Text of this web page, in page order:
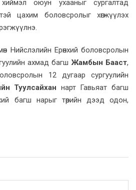
оюун ухааныг сургалтад
цахим боловсролыг хөгжүүлэх
Нийслэлийн Ерөнхий боловсролын
ахмад багш Жамбын Бааст,
12 дугаар сургуулийн
Туулсайхан нарт Гавьяат багш
багш нарыг төрийн дээд одон,